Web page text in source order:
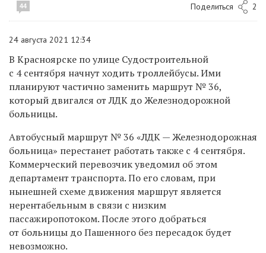
44 Поделиться 2
24 августа 2021 12:34
В Красноярске по улице Судостроительной
с 4 сентября начнут ходить троллейбусы. Ими
планируют частично заменить маршрут № 36,
который двигался от ЛДК до Железнодорожной
больницы.
Автобусный маршрут № 36 «ЛДК — Железнодорожная
больница» перестанет работать также с 4 сентября.
Коммерческий перевозчик уведомил об этом
департамент транспорта. По его словам, при
нынешней схеме движения маршрут является
нерентабельным в связи с низким
пассажиропотоком. После этого добраться
от больницы до Пашенного без пересадок будет
невозможно.